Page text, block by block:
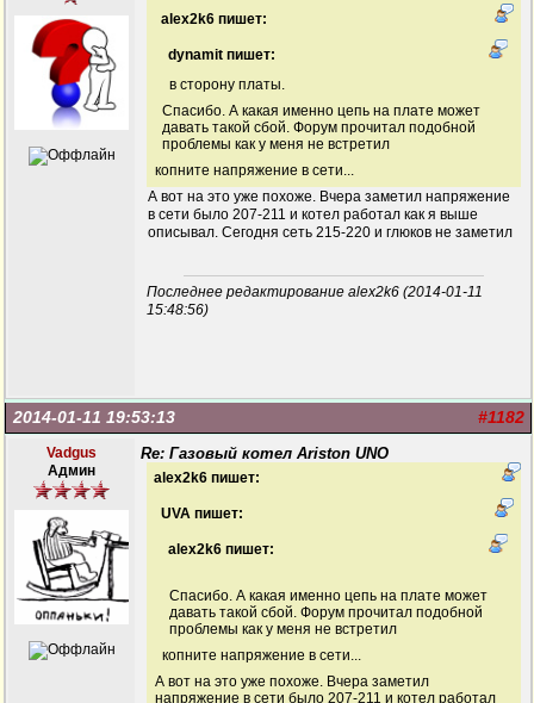
alex2k6 пишет:
dynamit пишет:
в сторону платы.
Спасибо. А какая именно цепь на плате может
давать такой сбой. Форум прочитал подобной
проблемы как у меня не встретил
копните напряжение в сети...
А вот на это уже похоже. Вчера заметил напряжение
в сети было 207-211 и котел работал как я выше
описывал. Сегодня сеть 215-220 и глюков не заметил
Последнее редактирование alex2k6 (2014-01-11
15:48:56)
#1182
2014-01-11 19:53:13
Vadgus
Админ
Re: Газовый котел Ariston UNO
alex2k6 пишет:
UVA пишет:
alex2k6 пишет:
Спасибо. А какая именно цепь на плате может
давать такой сбой. Форум прочитал подобной
проблемы как у меня не встретил
копните напряжение в сети...
А вот на это уже похоже. Вчера заметил
напряжение в сети было 207-211 и котел работал